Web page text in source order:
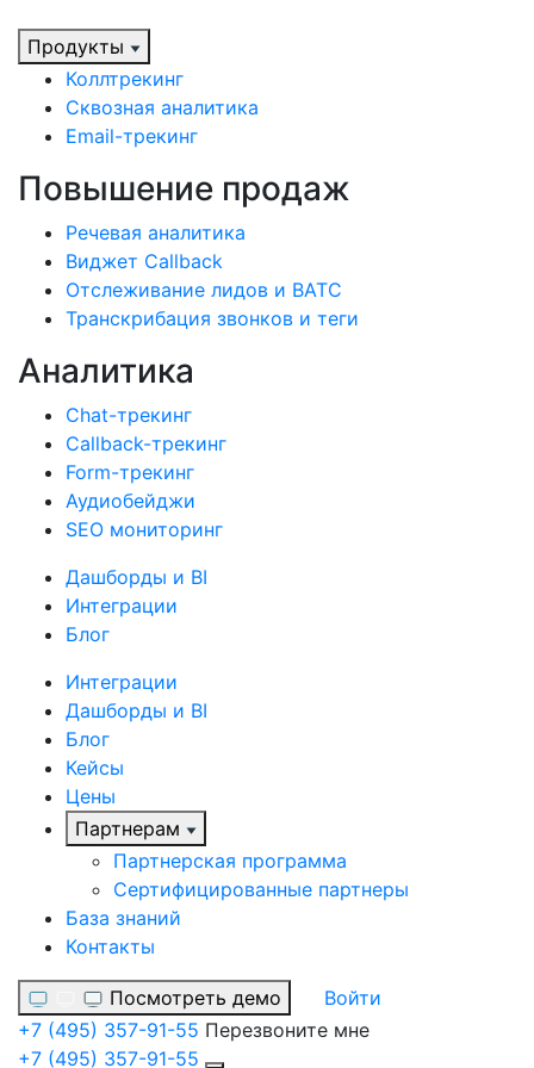
Продукты
Коллтрекинг
Сквозная аналитика
Email-трекинг
Повышение продаж
Речевая аналитика
Виджет Callback
Отслеживание лидов и ВАТС
Транскрибация звонков и теги
Аналитика
Chat-трекинг
Callback-трекинг
Form-трекинг
Аудиобейджи
SEO мониторинг
Дашборды и BI
Интеграции
Блог
Интеграции
Дашборды и BI
Блог
Кейсы
Цены
Партнерам
Партнерская программа
Сертифицированные партнеры
База знаний
Контакты
Посмотреть демо
Войти
+7 (495) 357-91-55 Перезвоните мне
+7 (495) 357-91-55